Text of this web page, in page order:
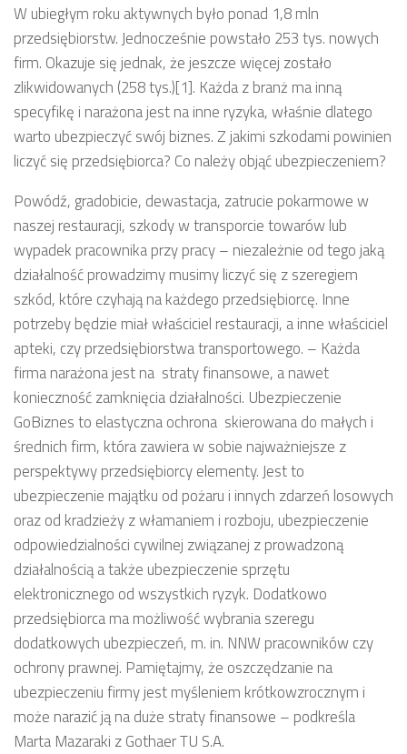
W ubiegłym roku aktywnych było ponad 1,8 mln
przedsiębiorstw. Jednocześnie powstało 253 tys. nowych
firm. Okazuje się jednak, że jeszcze więcej zostało
zlikwidowanych (258 tys.)[1]. Każda z branż ma inną
specyfikę i narażona jest na inne ryzyka, właśnie dlatego
warto ubezpieczyć swój biznes. Z jakimi szkodami powinien
liczyć się przedsiębiorca? Co należy objąć ubezpieczeniem?
Powódź, gradobicie, dewastacja, zatrucie pokarmowe w
naszej restauracji, szkody w transporcie towarów lub
wypadek pracownika przy pracy – niezależnie od tego jaką
działalność prowadzimy musimy liczyć się z szeregiem
szkód, które czyhają na każdego przedsiębiorcę. Inne
potrzeby będzie miał właściciel restauracji, a inne właściciel
apteki, czy przedsiębiorstwa transportowego. – Każda
firma narażona jest na straty finansowe, a nawet
konieczność zamknięcia działalności. Ubezpieczenie
GoBiznes to elastyczna ochrona skierowana do małych i
średnich firm, która zawiera w sobie najważniejsze z
perspektywy przedsiębiorcy elementy. Jest to
ubezpieczenie majątku od pożaru i innych zdarzeń losowych
oraz od kradzieży z włamaniem i rozboju, ubezpieczenie
odpowiedzialności cywilnej związanej z prowadzoną
działalnością a także ubezpieczenie sprzętu
elektronicznego od wszystkich ryzyk. Dodatkowo
przedsiębiorca ma możliwość wybrania szeregu
dodatkowych ubezpieczeń, m. in. NNW pracowników czy
ochrony prawnej. Pamiętajmy, że oszczędzanie na
ubezpieczeniu firmy jest myśleniem krótkowzrocznym i
może narazić ją na duże straty finansowe – podkreśla
Marta Mazaraki z Gothaer TU S.A.